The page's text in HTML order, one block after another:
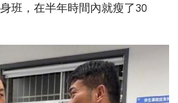
班，在半年時間內就瘦了30